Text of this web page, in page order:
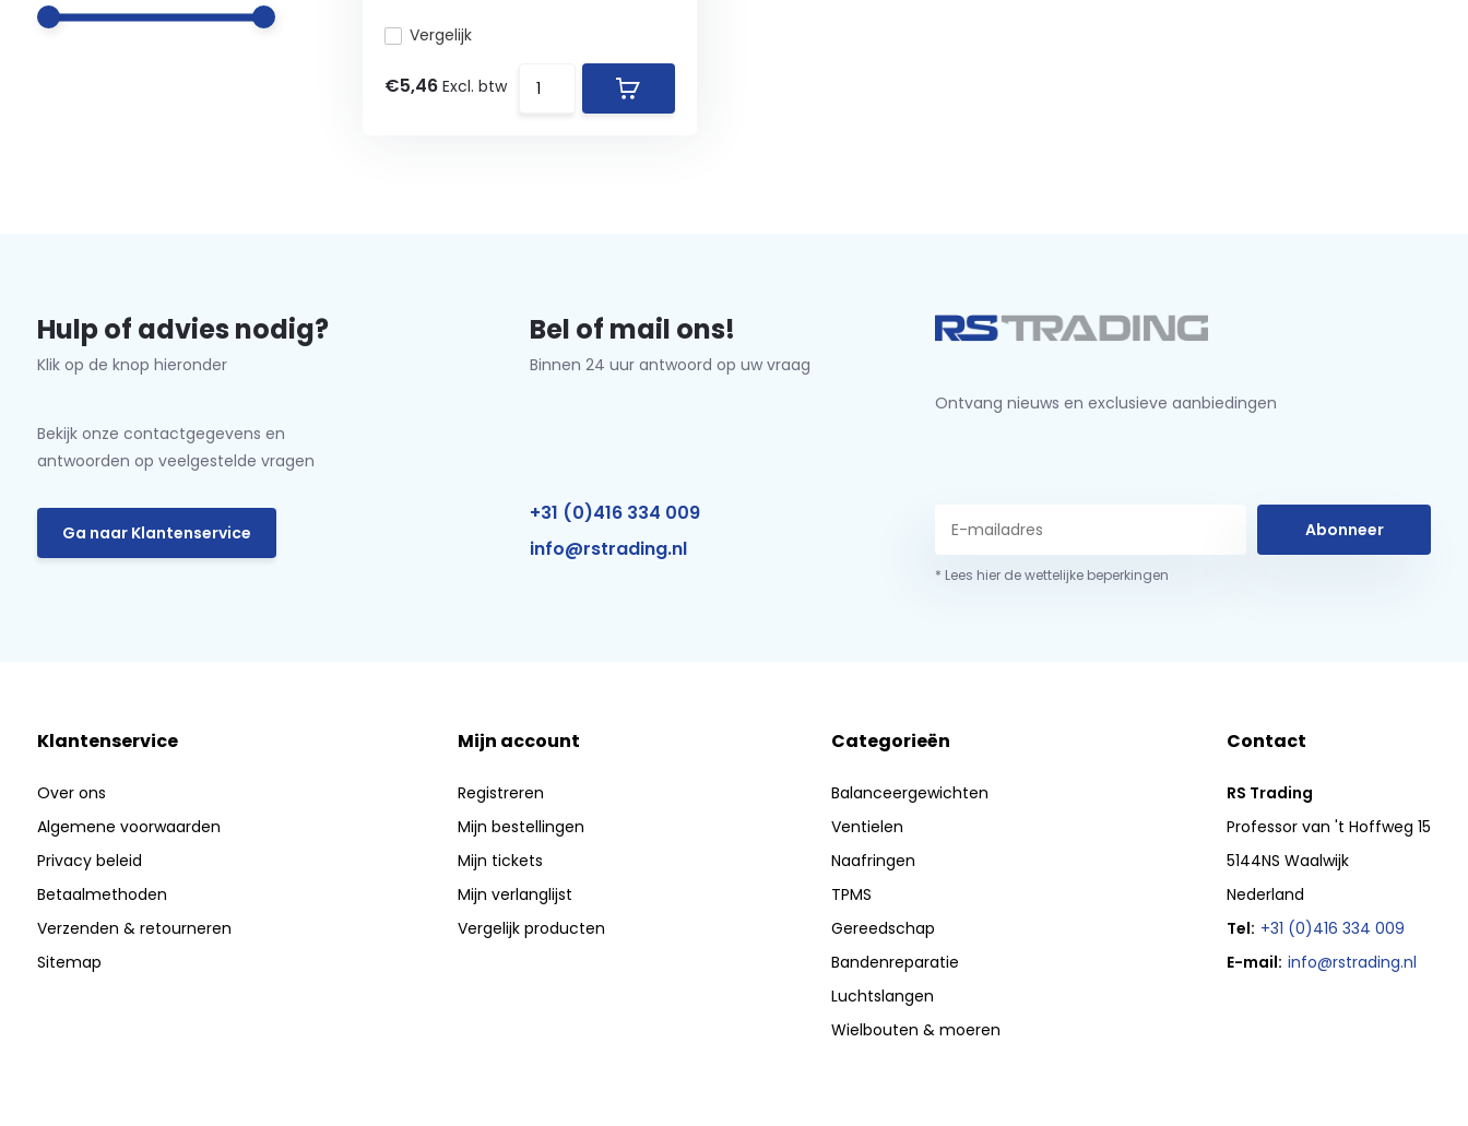
Vergelijk
€5,46 Excl. btw
Hulp of advies nodig?
Klik op de knop hieronder
Bekijk onze contactgegevens en
antwoorden op veelgestelde vragen
Ga naar Klantenservice
Bel of mail ons!
Binnen 24 uur antwoord op uw vraag
+31 (0)416 334 009
info@rstrading.nl
Ontvang nieuws en exclusieve aanbiedingen
Abonneer
* Lees hier de wettelijke beperkingen
Klantenservice
Over ons
Algemene voorwaarden
Privacy beleid
Betaalmethoden
Verzenden & retourneren
Sitemap
Mijn account
Registreren
Mijn bestellingen
Mijn tickets
Mijn verlanglijst
Vergelijk producten
Categorieën
Balanceergewichten
Ventielen
Naafringen
TPMS
Gereedschap
Bandenreparatie
Luchtslangen
Wielbouten & moeren
Contact
RS Trading
Professor van 't Hoffweg 15
5144NS Waalwijk
Nederland
Tel: +31 (0)416 334 009
E-mail: info@rstrading.nl